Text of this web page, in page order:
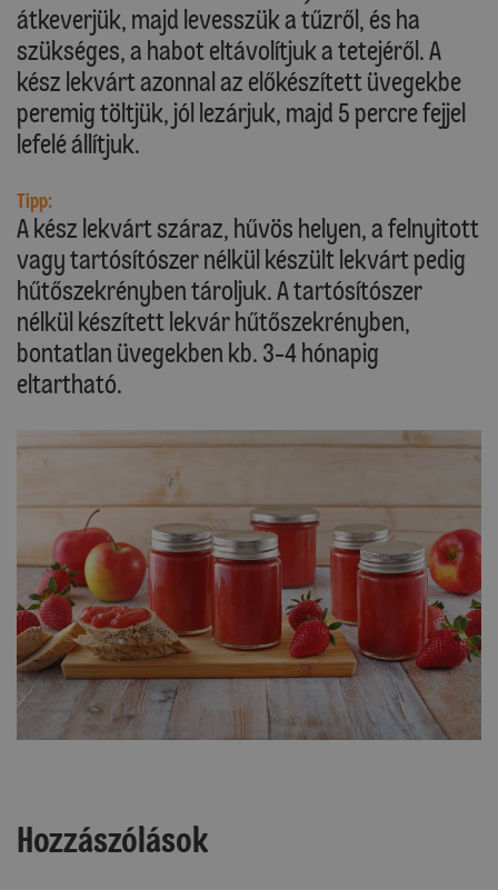
átkeverjük, majd levesszük a tűzről, és ha
szükséges, a habot eltávolítjuk a tetejéről. A
kész lekvárt azonnal az előkészített üvegekbe
peremig töltjük, jól lezárjuk, majd 5 percre fejjel
lefelé állítjuk.
Tipp:
A kész lekvárt száraz, hűvös helyen, a felnyitott
vagy tartósítószer nélkül készült lekvárt pedig
hűtőszekrényben tároljuk. A tartósítószer
nélkül készített lekvár hűtőszekrényben,
bontatlan üvegekben kb. 3-4 hónapig
eltartható.
Hozzászólások